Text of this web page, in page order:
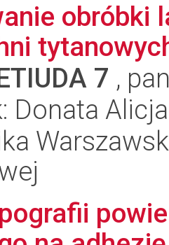
obróbki
7 ,
Donata